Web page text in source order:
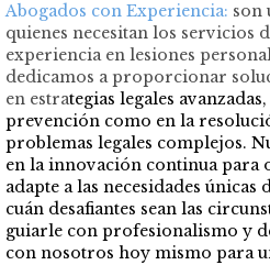
Abogados con Experiencia: son
quienes necesitan los servicios
experiencia en lesiones
dedicamos a proporcionar
en estrategias legales
prevención como en la
problemas legales complejos.
en la innovación continua para
adapte a las necesidades
cuán desafiantes sean las
guiarle con profesionalismo y
con nosotros hoy mismo para